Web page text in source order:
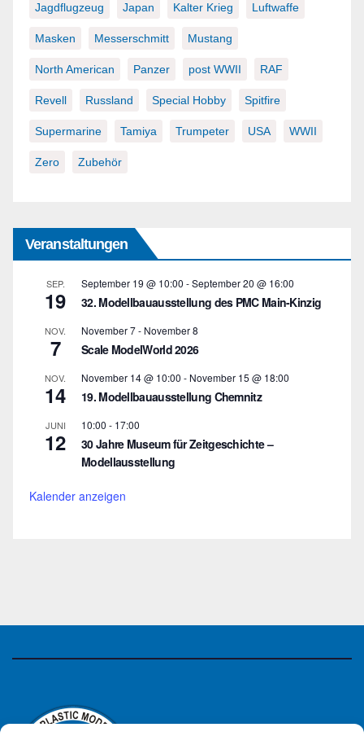
Jagdflugzeug Japan Kalter Krieg Luftwaffe
Masken Messerschmitt Mustang
North American Panzer post WWII RAF
Revell Russland Special Hobby Spitfire
Supermarine Tamiya Trumpeter USA WWII
Zero Zubehör
Veranstaltungen
SEP.
19
September 19 @ 10:00 -September 20 @ 16:00
32. Modellbauausstellung des PMC Main-Kinzig
NOV.
7
November 7- November 8
Scale ModelWorld 2026
NOV.
14
November 14 @ 10:00 - November 15 @ 18:00
19. Modellbauausstellung Chemnitz
JUNI
12
10:00 - 17:00
30 Jahre Museum für Zeitgeschichte –
Modellausstellung
Kalender anzeigen